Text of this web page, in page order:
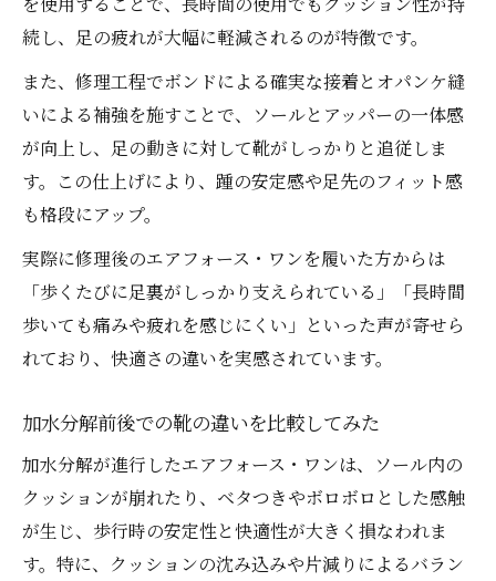
続し、足の疲れが大幅に軽減されるのが特徴です。
また、修理工程でボンドによる確実な接着とオパンケ縫
いによる補強を施すことで、ソールとアッパーの一体感
が向上し、足の動きに対して靴がしっかりと追従しま
す。この仕上げにより、踵の安定感や足先のフィット感
も格段にアップ。
実際に修理後のエアフォース・ワンを履いた方からは
「歩くたびに足裏がしっかり支えられている」「長時間
歩いても痛みや疲れを感じにくい」といった声が寄せら
れており、快適さの違いを実感されています。
加水分解前後での靴の違いを比較してみた
加水分解が進行したエアフォース・ワンは、ソール内の
クッションが崩れたり、ベタつきやボロボロとした感触
が生じ、歩行時の安定性と快適性が大きく損なわれま
す。特に、クッションの沈み込みや片減りによるバラン